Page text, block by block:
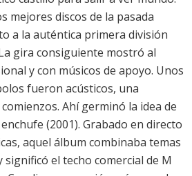
mejores discos de la pasada
a la auténtica primera división
gira consiguiente mostró al
y con músicos de apoyo. Unos
fueron acústicos, una
Ahí germinó la idea de
(2001). Grabado en directo
aquel álbum combinaba temas
significó el techo comercial de M